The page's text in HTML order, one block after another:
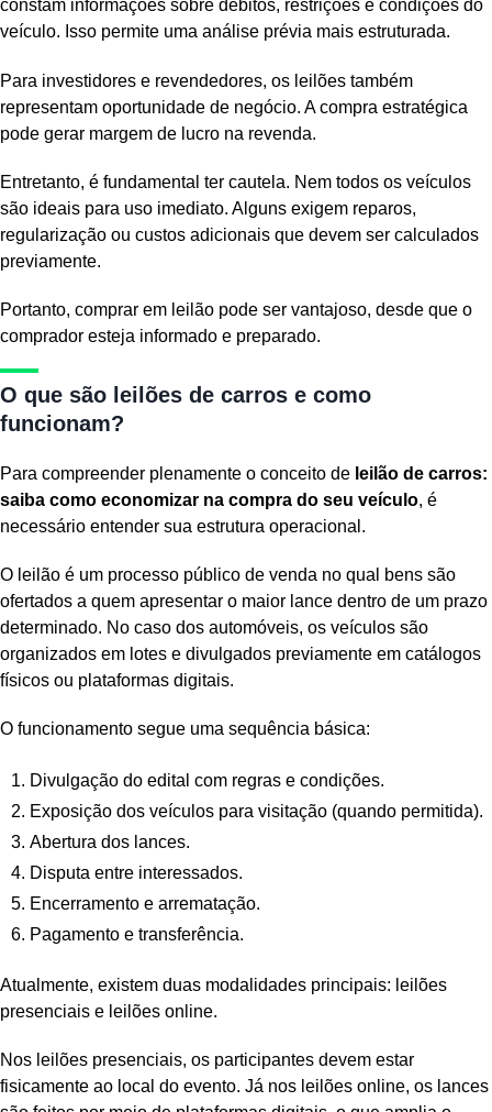
constam informações sobre débitos, restrições e condições do
veículo. Isso permite uma análise prévia mais estruturada.
Para investidores e revendedores, os leilões também
representam oportunidade de negócio. A compra estratégica
pode gerar margem de lucro na revenda.
Entretanto, é fundamental ter cautela. Nem todos os veículos
são ideais para uso imediato. Alguns exigem reparos,
regularização ou custos adicionais que devem ser calculados
previamente.
Portanto, comprar em leilão pode ser vantajoso, desde que o
comprador esteja informado e preparado.
O que são leilões de carros e como
funcionam?
Para compreender plenamente o conceito de leilão de carros:
saiba como economizar na compra do seu veículo, é
necessário entender sua estrutura operacional.
O leilão é um processo público de venda no qual bens são
ofertados a quem apresentar o maior lance dentro de um prazo
determinado. No caso dos automóveis, os veículos são
organizados em lotes e divulgados previamente em catálogos
físicos ou plataformas digitais.
O funcionamento segue uma sequência básica:
Divulgação do edital com regras e condições.
Exposição dos veículos para visitação (quando permitida).
Abertura dos lances.
Disputa entre interessados.
Encerramento e arrematação.
Pagamento e transferência.
Atualmente, existem duas modalidades principais: leilões
presenciais e leilões online.
Nos leilões presenciais, os participantes devem estar
fisicamente ao local do evento. Já nos leilões online, os lances